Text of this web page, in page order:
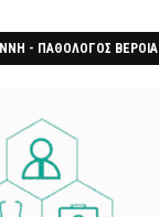
- ΠΑΘΟΛΟΓΟΣ ΒΕΡΟΙΑ